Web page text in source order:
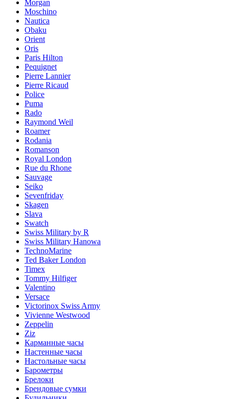
Morgan
Moschino
Nautica
Obaku
Orient
Oris
Paris Hilton
Pequignet
Pierre Lannier
Pierre Ricaud
Police
Puma
Rado
Raymond Weil
Roamer
Rodania
Romanson
Royal London
Rue du Rhone
Sauvage
Seiko
Sevenfriday
Skagen
Slava
Swatch
Swiss Military by R
Swiss Military Hanowa
TechnoMarine
Ted Baker London
Timex
Tommy Hilfiger
Valentino
Versace
Victorinox Swiss Army
Vivienne Westwood
Zeppelin
Ziz
Карманные часы
Настенные часы
Настольные часы
Барометры
Брелоки
Брендовые сумки